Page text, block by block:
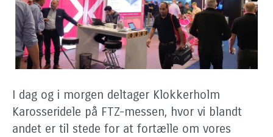
I dag og i morgen deltager Klokkerholm
Karosseridele på FTZ-messen, hvor vi blandt
andet er til stede for at fortælle om vores